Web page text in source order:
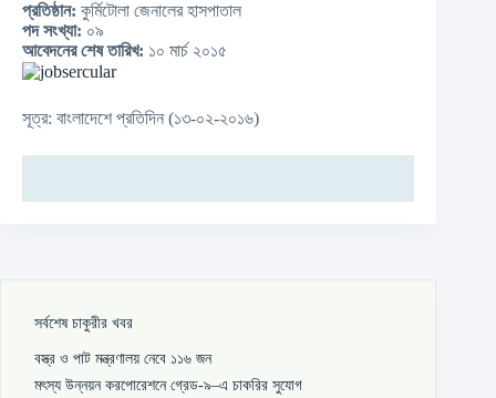
প্রতিষ্ঠান: কুর্মিটোলা জেনালের হাসপাতাল
পদ সংখ্যা: ০৯
আবেদনের শেষ তারিখ: ১০ মার্চ ২০১৫
সূত্র: বাংলাদেশে প্রতিদিন (১৩-০২-২০১৬)
সর্বশেষ চাকুরীর খবর
বস্ত্র ও পাট মন্ত্রণালয় নেবে ১১৬ জন
মৎস্য উন্নয়ন করপোরেশনে গ্রেড-৯–এ চাকরির সুযোগ